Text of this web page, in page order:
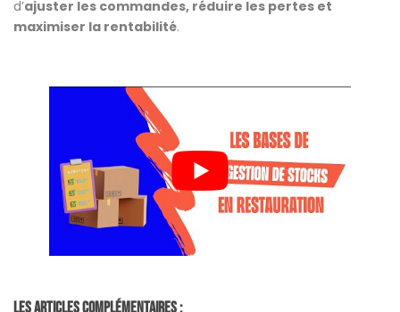
d’ajuster les commandes, réduire les pertes et
maximiser la rentabilité.